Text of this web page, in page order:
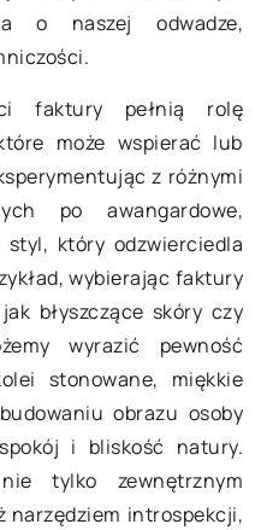
o naszej odwadze,
faktury pełnią rolę
może wspierać lub
z różnymi
po awangardowe,
który odzwierciedla
wybierając faktury
błyszczące skóry czy
wyrazić pewność
stonowane, miękkie
obrazu osoby
i bliskość natury.
tylko zewnętrznym
narzędziem introspekcji,